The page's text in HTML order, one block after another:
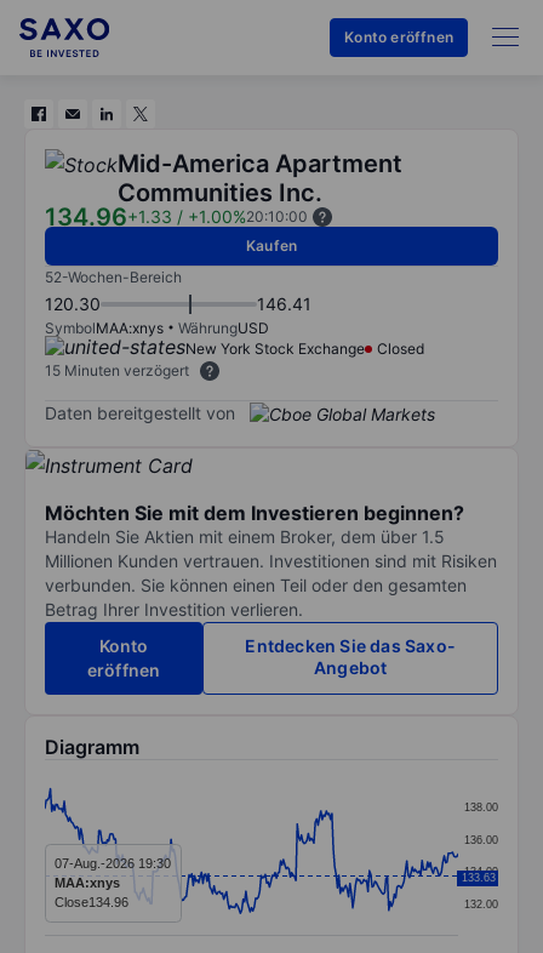
Konto eröffnen
Mid-America Apartment
Communities Inc.
134.96+1.33 / +1.00%20:10:00
Kaufen
52-Wochen-Bereich
120.30 146.41
SymbolMAA:xnys WährungUSD
New York Stock Exchange
Closed
15 Minuten verzögert
Daten bereitgestellt von
Möchten Sie mit dem Investieren beginnen?
Handeln Sie Aktien mit einem Broker, dem über 1.5
Millionen Kunden vertrauen. Investitionen sind mit Risiken
verbunden. Sie können einen Teil oder den gesamten
Betrag Ihrer Investition verlieren.
Konto
eröffnen
Entdecken Sie das Saxo-
Angebot
Diagramm
Line chart with 299 data points.
The chart has 1 X axis displaying categories.
The chart has 1 Y axis displaying values. Data132.00
134.00
136.00
138.00
133.63
07-Aug.-2026 19:30
MAA:xnys
Close134.96